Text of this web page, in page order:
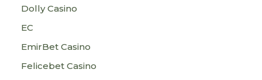
Dolly Casino
EC
EmirBet Casino
Felicebet Casino